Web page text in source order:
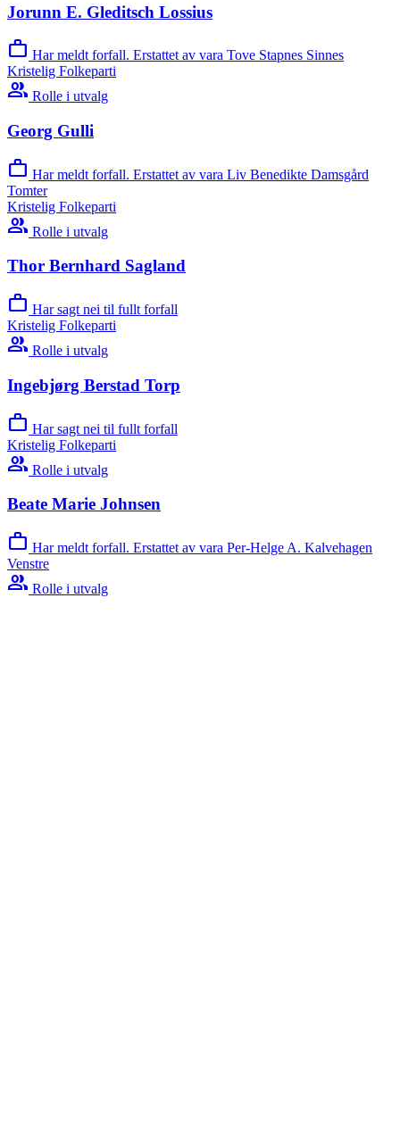
Jorunn E. Gleditsch Lossius
work Har meldt forfall. Erstattet av vara Tove Stapnes Sinnes
Kristelig Folkeparti
group Rolle i utvalg
Georg Gulli
work Har meldt forfall. Erstattet av vara Liv Benedikte Damsgård
Tomter
Kristelig Folkeparti
group Rolle i utvalg
Thor Bernhard Sagland
work Har sagt nei til fullt forfall
Kristelig Folkeparti
group Rolle i utvalg
Ingebjørg Berstad Torp
work Har sagt nei til fullt forfall
Kristelig Folkeparti
group Rolle i utvalg
Beate Marie Johnsen
work Har meldt forfall. Erstattet av vara Per-Helge A. Kalvehagen
Venstre
group Rolle i utvalg